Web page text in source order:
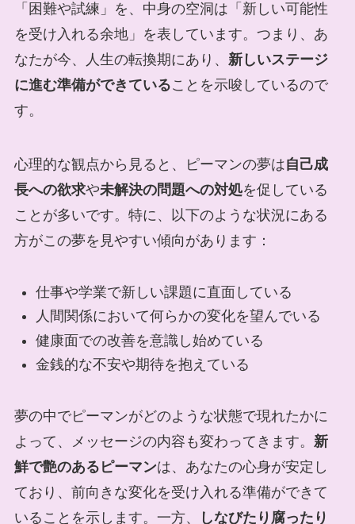
「困難や試練」を、中身の空洞は「新しい可能性
を受け入れる余地」を表しています。つまり、あ
なたが今、人生の転換期にあり、 新しいステージ
に進む準備ができていることを示唆しているので
す。
心理的な観点から見ると、ピーマンの夢は自己成
長への欲求や未解決の問題への対処を促している
ことが多いです。特に、以下のような状況にある
方がこの夢を見やすい傾向があります：
仕事や学業で新しい課題に直面している
人間関係において何らかの変化を望んでいる
健康面での改善を意識し始めている
金銭的な不安や期待を抱えている
夢の中でピーマンがどのような状態で現れたかに
よって、メッセージの内容も変わってきます。 新
鮮で艶のあるピーマンは、あなたの心身が安定し
ており、前向きな変化を受け入れる準備ができて
いることを示します。一方、
しなびたり腐ったり